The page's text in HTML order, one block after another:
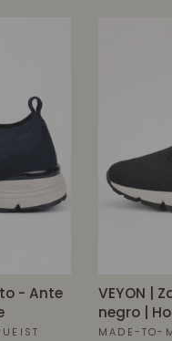
- Ante
VEYON |
negro |
MADE-TO-